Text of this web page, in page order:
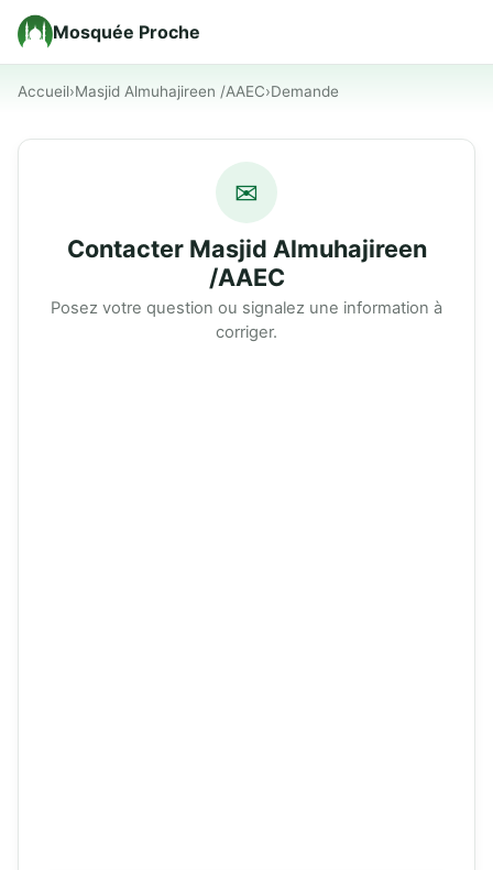
Mosquée Proche
Accueil›Masjid Almuhajireen /AAEC›Demande
✉
Contacter Masjid Almuhajireen
/AAEC
Posez votre question ou signalez une information à
corriger.